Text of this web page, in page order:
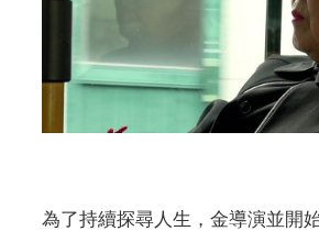
為了持續探尋人生，金導演並開